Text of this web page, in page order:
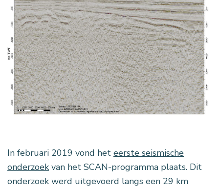
In februari 2019 vond het eerste seismische
onderzoek van het SCAN-programma plaats. Dit
onderzoek werd uitgevoerd langs een 29 km